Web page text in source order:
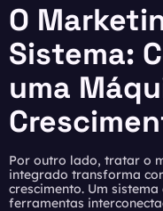
O
Sistema:
uma
Por outro lado, tratar o
integrado transforma
crescimento. Um
ferramentas